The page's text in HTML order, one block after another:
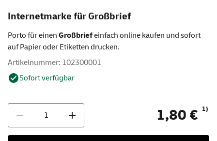
Internetmarke für Großbrief
Porto für einen Großbriefeinfach online kaufen und sofort
auf Papier oder Etiketten drucken.
Artikelnummer: 102300001
Sofort verfügbar
1,80 € 1)